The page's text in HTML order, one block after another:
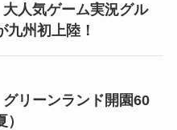
大人気ゲーム実況グル
九州初上陸！
グリーンランド開園60